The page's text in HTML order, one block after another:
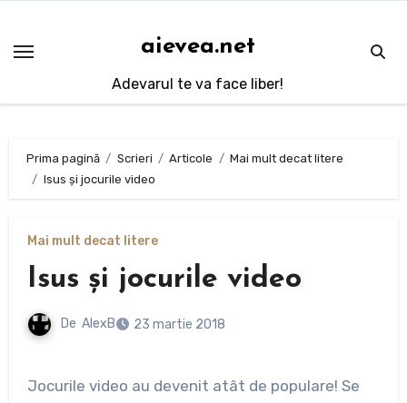
conținut
aievea.net
Adevarul te va face liber!
Prima pagină Scrieri Articole
Mai mult decat litere
Isus şi jocurile video
Mai mult decat litere
Isus şi jocurile video
De AlexB 23 martie 2018
Jocurile video au devenit atât de populare! Se